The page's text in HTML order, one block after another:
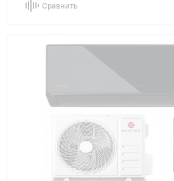
Сравнить